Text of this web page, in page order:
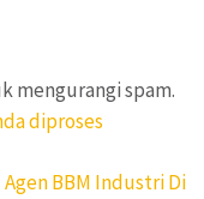
mengurangi spam.
diproses
Agen BBM Industri Di